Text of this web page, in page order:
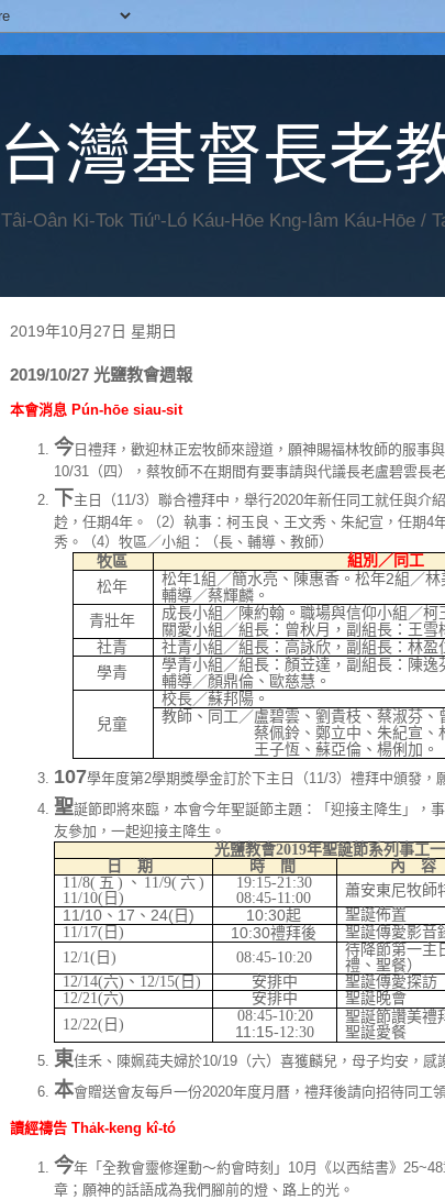
台灣基督長老
Tâi-Oân Ki-Tok Tiúⁿ-Ló Káu-Hōe Kng-Iâm Káu-Hōe /
2019年10月27日 星期日
2019/10/27 光鹽教會週報
本會消息 Pún-hōe siau-sit
今日禮拜，歡迎林正宏牧師來證道，願神賜福林牧師的服事
10/31（四），蔡牧師不在期間有要事請與代議長老盧碧雲長
下主日（11/3）聯合禮拜中，舉行2020年新任同工就任與介
赺，任期4年。（2）執事：柯玉良、王文秀、朱紀宣，任期4
秀。（4）牧區／小組：（長、輔導、教師）
牧區 組別／同工
松年 松年1組／簡水亮、陳惠香。松年2組／林
輔導／蔡輝麟。
青壯年
成長小組／陳約翰。 職場與信仰小組／柯
關愛小組／組長：曾秋月，副組長：王雪
社青
社青小組／組長：高詠欣，副組長：林盈
學青
學青小組／組長：顏苙達，副組長：陳逸
輔導／顏鼎倫、歐慈慧。
兒童
校長／蘇邦陽。
教師、同工／盧碧雲、劉貴枝、蔡淑芬、
蔡佩鈴、鄭立中、朱紀宣、林
王子恆、蘇亞倫、楊俐加。
107學年度第2學期獎學金訂於下主日（11/3）禮拜中頒發，
聖誕節即將來臨，本會今年聖誕節主題：「迎接主降生」，
友參加，一起迎接主降生。
光鹽教會2019年聖誕節系列事工
日 期
時 間 內 容
11/8( 五 ) 、 11/9( 六 )
11/10( 日)
19:15-21:30
08:45-11:00
蕭安東尼牧師
11/10 、 17 、 24(日) 10:30起 聖誕佈置
11/17( 日) 10:30禮拜後 聖誕傳愛影音
12/1( 日) 08:45-10:20
待降節第一主
禮、聖餐）
12/14(六) 、 12/15( 日) 安排中 聖誕傳愛探訪
12/21(六) 安排中 聖誕晚會
12/22( 日)
08:45-10:20
11:15-12:30
聖誕節讚美禮
聖誕愛餐
東佳禾、陳姵莼夫婦於10/19（六）喜獲麟兒，母子均安，感
本會贈送會友每戶一份2020年度月曆，禮拜後請向招待同工
讀經禱告 Tha̍k-keng kî-tó
今年「全教會靈修運動～約會時刻」10月《以西結書》
章；願神的話語成為我們腳前的燈、路上的光。